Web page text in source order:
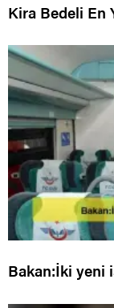
Kira Bedeli En
Bakan:İki yeni